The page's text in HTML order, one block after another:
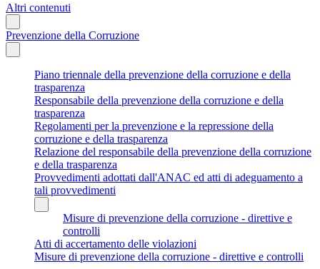
Altri contenuti
Prevenzione della Corruzione
Piano triennale della prevenzione della corruzione e della
trasparenza
Responsabile della prevenzione della corruzione e della
trasparenza
Regolamenti per la prevenzione e la repressione della
corruzione e della trasparenza
Relazione del responsabile della prevenzione della corruzione
e della trasparenza
Provvedimenti adottati dall'ANAC ed atti di adeguamento a
tali provvedimenti
Misure di prevenzione della corruzione - direttive e
controlli
Atti di accertamento delle violazioni
Misure di prevenzione della corruzione - direttive e controlli